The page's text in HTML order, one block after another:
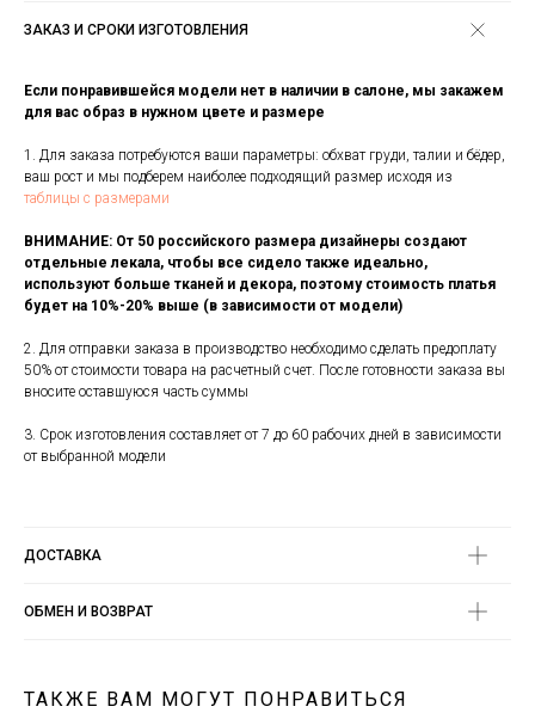
ЗАКАЗ И СРОКИ ИЗГОТОВЛЕНИЯ
Если понравившейся модели нет в наличии в салоне, мы закажем
для вас образ в нужном цвете и размере
1. Для заказа потребуются ваши параметры: обхват груди, талии и бёдер,
ваш рост и мы подберем наиболее подходящий размер исходя из
таблицы с размерами
ВНИМАНИЕ: От 50 российского размера дизайнеры создают
отдельные лекала, чтобы все сидело также идеально,
используют больше тканей и декора, поэтому стоимость платья
будет на 10%-20% выше (в зависимости от модели)
2. Для отправки заказа в производство необходимо сделать предоплату
50% от стоимости товара на расчетный счет. После готовности заказа вы
вносите оставшуюся часть суммы
3. Срок изготовления составляет от 7 до 60 рабочих дней в зависимости
от выбранной модели
ДОСТАВКА
ОБМЕН И ВОЗВРАТ
ТАКЖЕ ВАМ МОГУТ ПОНРАВИТЬСЯ